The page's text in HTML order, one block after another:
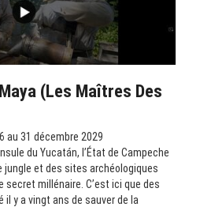
(Les Maîtres Des
au 31 décembre 2029
du Yucatán, l’État de Campeche
et des sites archéologiques
secret millénaire. C’est ici que des
y a vingt ans de sauver de la